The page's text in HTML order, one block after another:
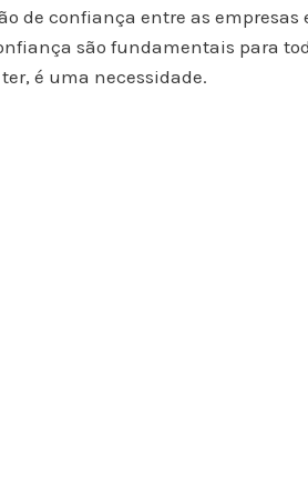
de confiança entre as
são fundamentais para
é uma necessidade.